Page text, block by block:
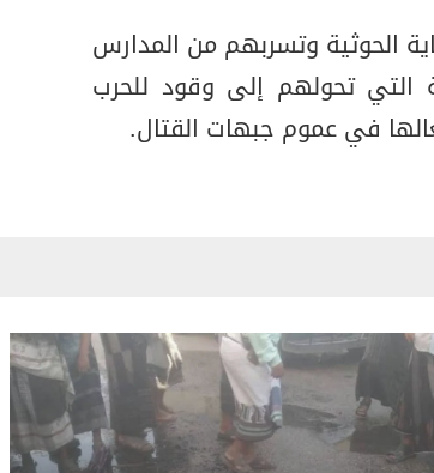
الحوثية وتسربهم من المدارس
التي تحولهم إلى وقود للحرب
في عموم جبهات القتال.